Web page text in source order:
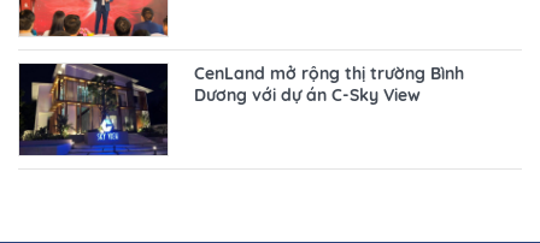
CenLand mở rộng thị trường Bình
Dương với dự án C-Sky View